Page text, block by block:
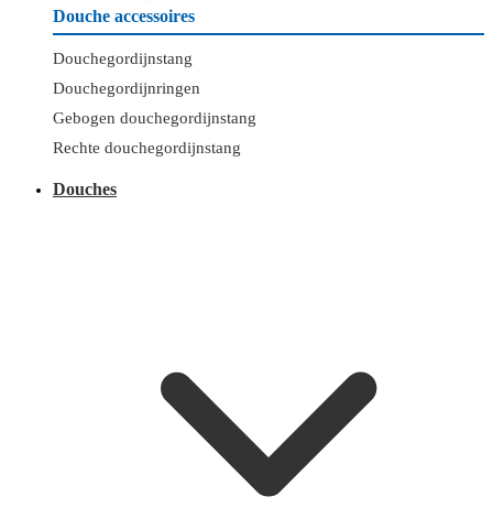
Douche accessoires
Douchegordijnstang
Douchegordijnringen
Gebogen douchegordijnstang
Rechte douchegordijnstang
Douches